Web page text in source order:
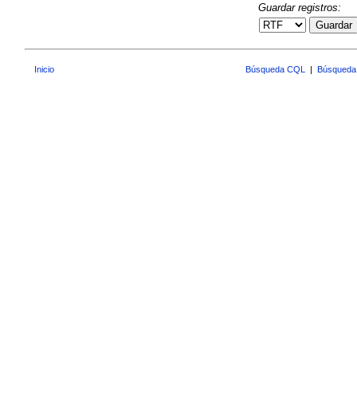
Guardar registros:
Guardar
Inicio Búsqueda CQL